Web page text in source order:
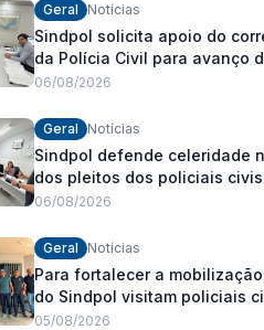
Geral Notícias
Sindpol solicita apoio do
da Polícia Civil para avanço
Orgânica Estadual
06/08/2026
Geral Notícias
Sindpol defende celeridade
dos pleitos dos policiais
visita às delegacias
06/08/2026
Geral Notícias
Para fortalecer a
do Sindpol visitam policiais
delegacias
05/08/2026